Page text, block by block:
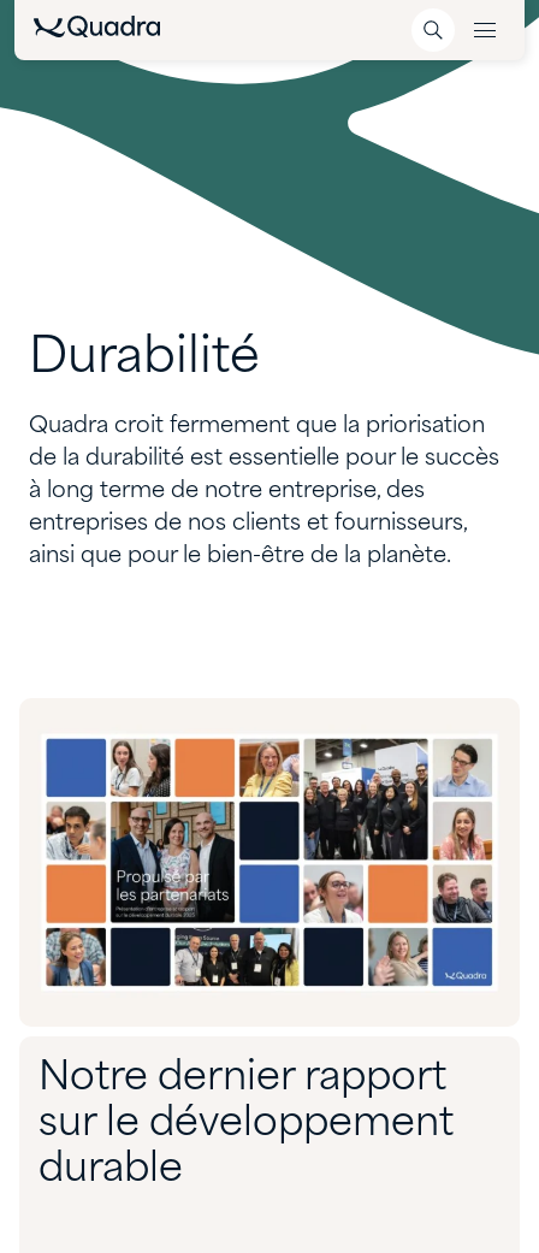
Durabilité
Quadra croit fermement que la priorisation
de la durabilité est essentielle pour le succès
à long terme de notre entreprise, des
entreprises de nos clients et fournisseurs,
ainsi que pour le bien-être de la planète.
Notre dernier rapport
sur le développement
durable